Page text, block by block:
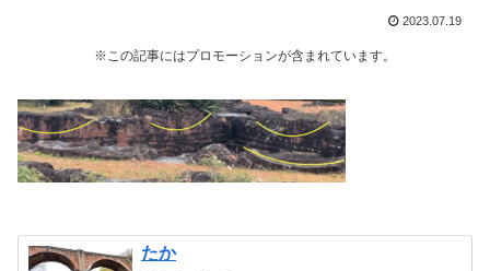
2023.07.19
※この記事にはプロモーションが含まれています。
たか